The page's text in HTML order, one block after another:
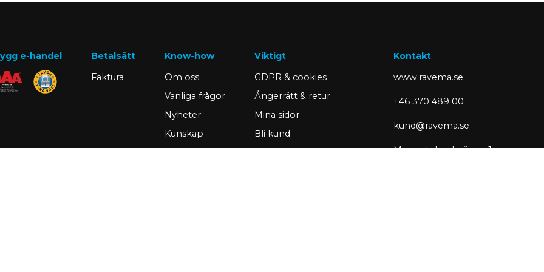
e-handel
Betalsätt
Faktura
Know-how
Om oss
Vanliga frågor
Nyheter
Kunskap
Viktigt
GDPR & cookies
Ångerrätt & retur
Mina sidor
Bli kund
Kontakt
www.ravema.se
+46 370 489 00
kund@ravema.se
Margretelundsvägen 1